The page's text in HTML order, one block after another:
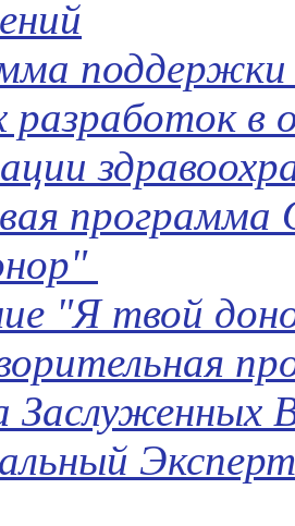
поддержки
разработок в
"Я твой
Заслуженных